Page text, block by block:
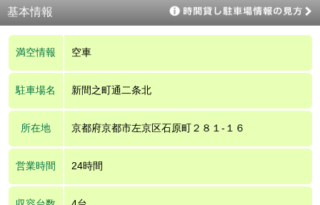
基本情報
満空情報 空車
駐車場名 新間之町通二条北
所在地 京都府京都市左京区石原町２８１‐１６
営業時間 24時間